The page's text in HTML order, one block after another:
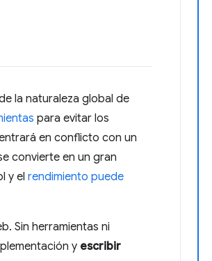
la naturaleza global de
para evitar los
en conflicto con un
convierte en un gran
y el rendimiento puede
Sin herramientas ni
y escribir